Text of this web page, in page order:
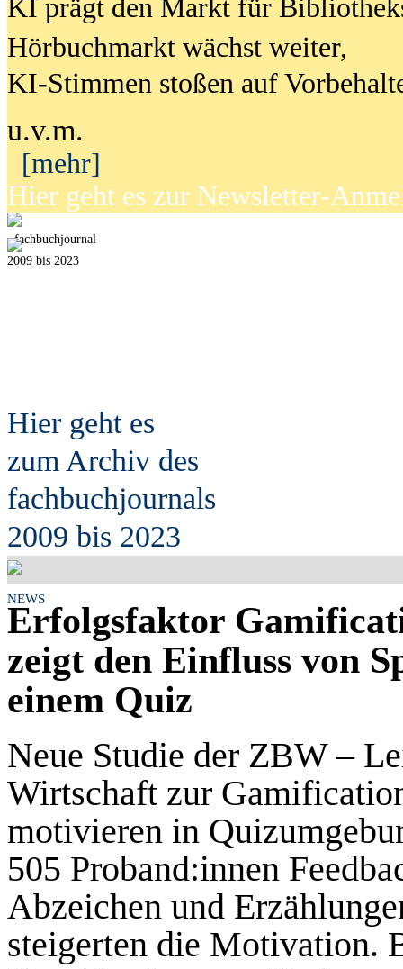
KI prägt den Markt für
Hörbuchmarkt wächst weiter,
KI-Stimmen stoßen auf
u.v.m.
[mehr]
Hier geht es zur Newsletter-
fachbuchjournal
2009 bis 2023
Hier geht es
zum Archiv des
fachbuchjournals
2009 bis 2023
NEWS
Erfolgsfaktor
zeigt den Einfluss von
einem Quiz
Neue Studie der ZBW –
Wirtschaft zur
motivieren in
505 Proband:innen
Abzeichen und
steigerten die Motivation.